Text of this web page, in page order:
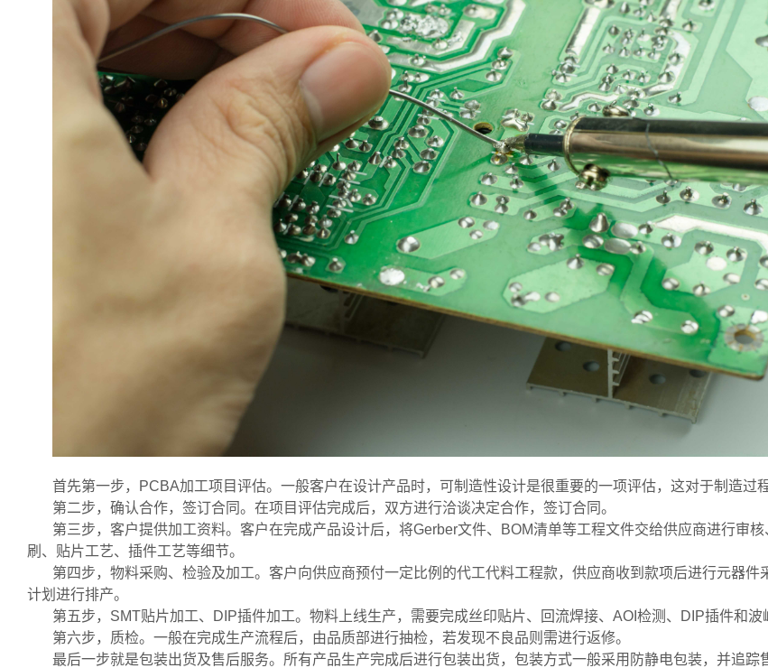
首先第一步，PCBA加工项目评估。一般客户在设计产品时，可制造性设计是很重要的一项评估，这对于制造过
第二步，确认合作，签订合同。在项目评估完成后，双方进行洽谈决定合作，签订合同。
第三步，客户提供加工资料。客户在完成产品设计后，将Gerber文件、BOM清单等工程文件交给供应商进行审
刷、贴片工艺、插件工艺等细节。
第四步，物料采购、检验及加工。客户向供应商预付一定比例的代工代料工程款，供应商收到款项后进行元器件
计划进行排产。
第五步，SMT贴片加工、DIP插件加工。物料上线生产，需要完成丝印贴片、回流焊接、AOI检测、DIP插件和波
第六步，质检。一般在完成生产流程后，由品质部进行抽检，若发现不良品则需进行返修。
最后一步就是包装出货及售后服务。所有产品生产完成后进行包装出货，包装方式一般采用防静电包装，并追踪